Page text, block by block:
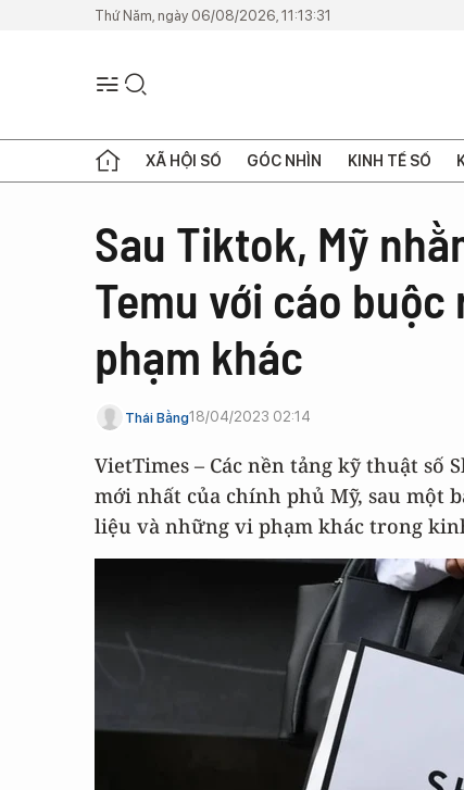
Thứ Năm, ngày 06/08/2026, 11:13:31
XÃ HỘI SỐ GÓC NHÌN KINH TẾ SỐ
Sau Tiktok, Mỹ
Temu với cáo
phạm khác
Thái Bằng18/04/2023 02:14
VietTimes – Các nền tảng kỹ thuật
mới nhất của chính phủ Mỹ, sau một
liệu và những vi phạm khác trong